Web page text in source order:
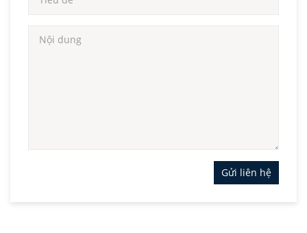
Gửi liên hệ